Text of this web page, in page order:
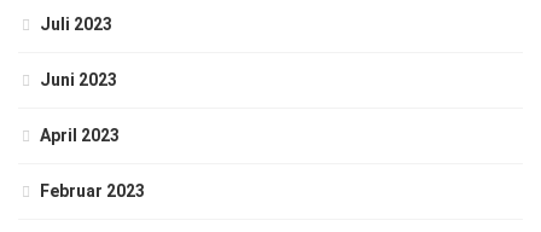
Juli 2023
Juni 2023
April 2023
Februar 2023